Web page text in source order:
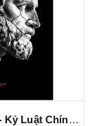
Kỷ Luật Để Tự Do - Kỷ Luật Chính Là Hành Động Yêu Thương Bản Thân Cao Cấp Nhất - Phi Hồng Huy